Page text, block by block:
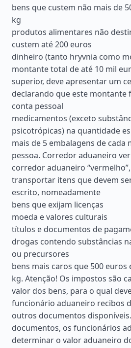
bens que custem não mais de
kg
produtos alimentares não
custem até 200 euros
dinheiro (tanto hryvnia como
montante total de até 10 mil
superior, deve apresentar um
declarando que este montante
conta pessoal
medicamentos (exceto
psicotrópicas) na quantidade
mais de 5 embalagens de
pessoa. Corredor aduaneiro
corredor aduaneiro
transportar itens que devem
escrito, nomeadamente
bens que exijam licenças
moeda e valores culturais
títulos e documentos de
drogas contendo substâncias
ou precursores
bens mais caros que 500 euros
kg. Atenção! Os impostos são
valor dos bens, para o qual
funcionário aduaneiro recibos
outros documentos
documentos, os funcionários
determinar o valor aduaneiro